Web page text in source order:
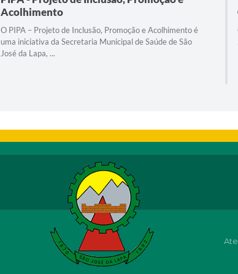
Acolhimento
O PIPA – Projeto de Inclusão, Promoção e Acolhimento é
uma iniciativa da Secretaria Municipal de Saúde de São
José da Lapa, ...